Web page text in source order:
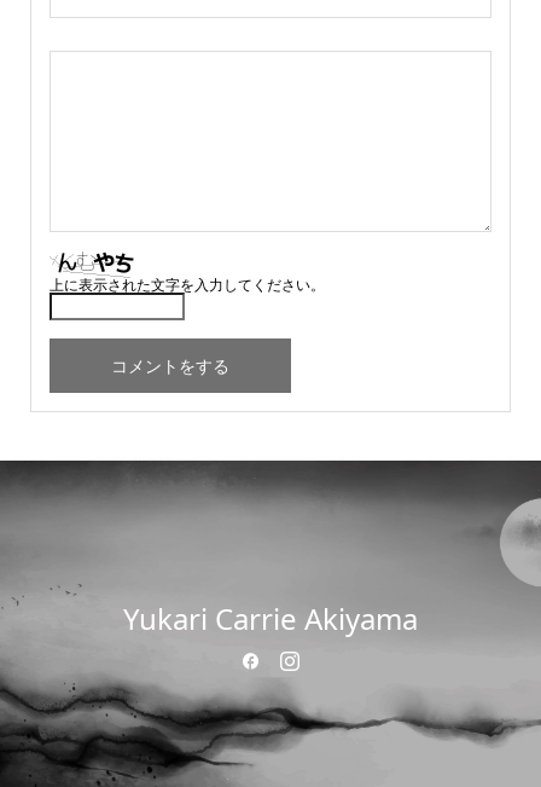
上に表示された文字を入力してください。
Yukari Carrie Akiyama